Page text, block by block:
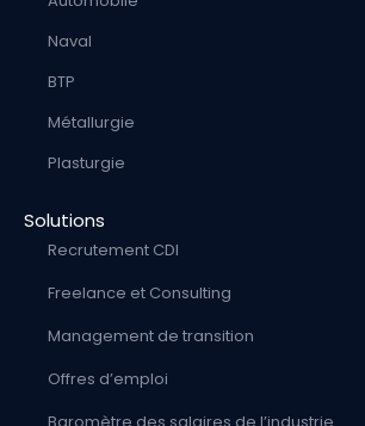
Naval
BTP
Métallurgie
Plasturgie
Solutions
Recrutement CDI
Freelance et Consulting
Management de transition
Offres d’emploi